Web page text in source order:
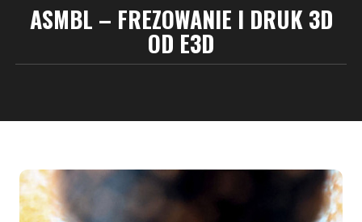
ASMBL – FREZOWANIE I DRUK 3D
OD E3D